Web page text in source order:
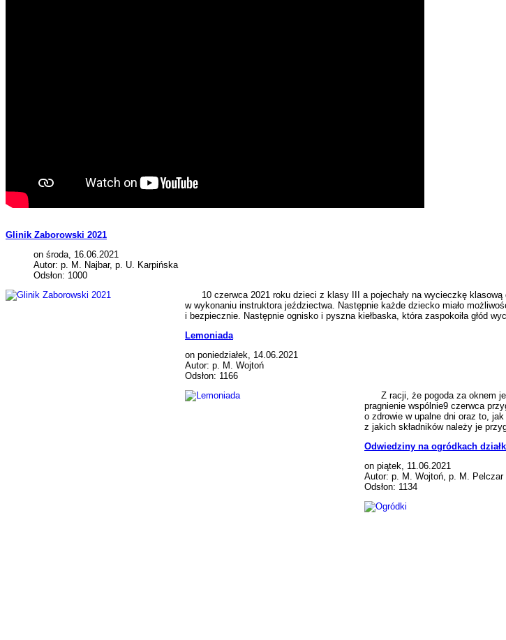
Glinik Zaborowski 2021
on środa, 16.06.2021
Autor: p. M. Najbar, p. U. Karpińska
Odsłon: 1000
10 czerwca 2021 roku dzieci z klasy III a pojechały na wycieczkę klasową
w wykonaniu instruktora jeździectwa. Następnie każde dziecko miało
i bezpiecznie. Następnie ognisko i pyszna kiełbaska, która zaspokoiła głód
Lemoniada
on poniedziałek, 14.06.2021
Autor: p. M. Wojtoń
Odsłon: 1166
Z racji, że pogoda za oknem
pragnienie wspólnie9 czerwca
o zdrowie w upalne dni oraz to,
z jakich składników należy je
Odwiedziny na ogródkach
on piątek, 11.06.2021
Autor: p. M. Wojtoń, p. M. Pelczar
Odsłon: 1134